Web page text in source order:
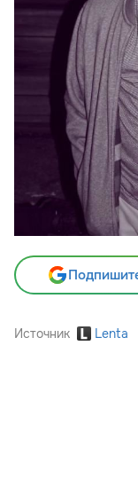
Источник Lenta